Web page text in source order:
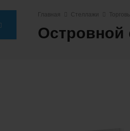
Главная Стеллажи
Островной